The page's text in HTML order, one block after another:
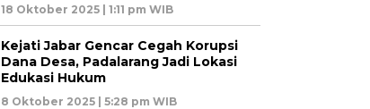
18 Oktober 2025 | 1:11 pm WIB
Kejati Jabar Gencar Cegah Korupsi
Dana Desa, Padalarang Jadi Lokasi
Edukasi Hukum
8 Oktober 2025 | 5:28 pm WIB